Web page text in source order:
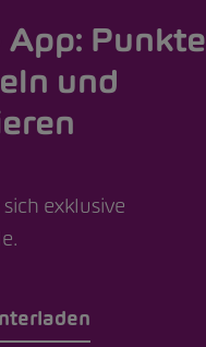
App: Punkte
und
exklusive